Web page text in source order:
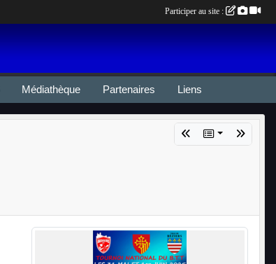
Médiathèque Partenaires Liens
Participer au site :